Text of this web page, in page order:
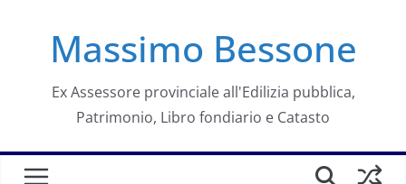
contenutoMassimo Bessone
Ex Assessore provinciale all'Edilizia pubblica,
Patrimonio, Libro fondiario e Catasto